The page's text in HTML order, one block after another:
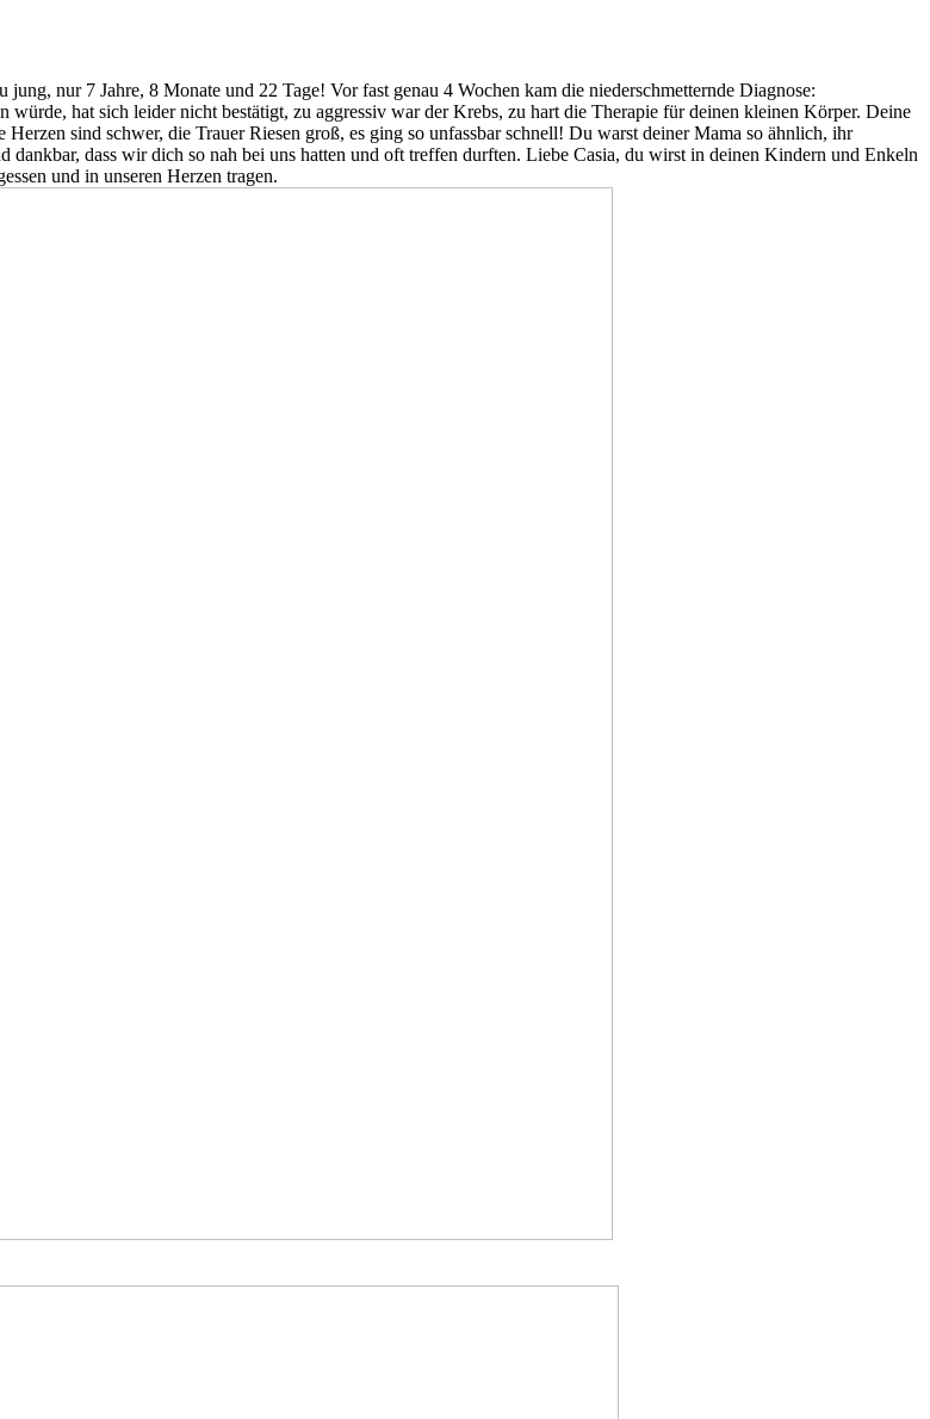
nur 7 Jahre, 8 Monate und 22 Tage! Vor fast genau 4 Wochen kam die niederschmetternde Diagnose:
hat sich leider nicht bestätigt, zu aggressiv war der Krebs, zu hart die Therapie für deinen kleinen Körper. Deine
sind schwer, die Trauer Riesen groß, es ging so unfassbar schnell! Du warst deiner Mama so ähnlich, ihr
dass wir dich so nah bei uns hatten und oft treffen durften. Liebe Casia, du wirst in deinen Kindern und Enkeln
und in unseren Herzen tragen.